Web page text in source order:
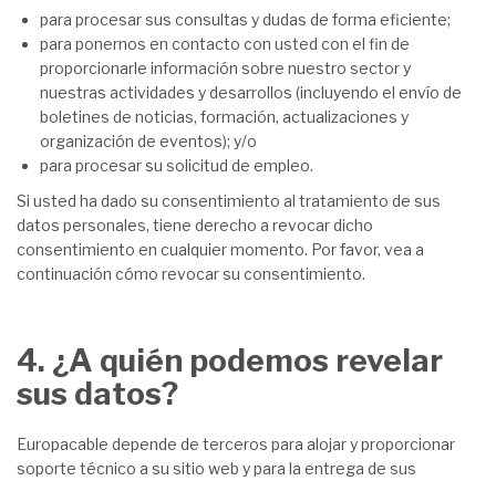
para procesar sus consultas y dudas de forma eficiente;
para ponernos en contacto con usted con el fin de
proporcionarle información sobre nuestro sector y
nuestras actividades y desarrollos (incluyendo el envío de
boletines de noticias, formación, actualizaciones y
organización de eventos); y/o
para procesar su solicitud de empleo.
Si usted ha dado su consentimiento al tratamiento de sus
datos personales, tiene derecho a revocar dicho
consentimiento en cualquier momento. Por favor, vea a
continuación cómo revocar su consentimiento.
4. ¿A quién podemos revelar
sus datos?
Europacable depende de terceros para alojar y proporcionar
soporte técnico a su sitio web y para la entrega de sus